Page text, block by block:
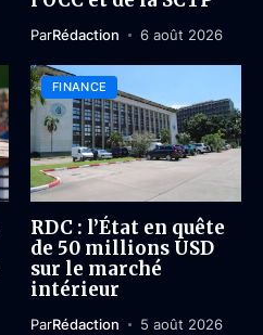
ParRédaction 6 août 2026
FINANCE
RDC : l’État en quête
de 50 millions USD
sur le marché
intérieur
ParRédaction 5 août 2026